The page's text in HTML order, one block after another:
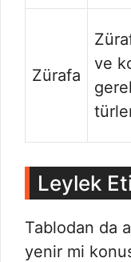
Zürafa
ve
Leylek
Tablodan da
yenir mi